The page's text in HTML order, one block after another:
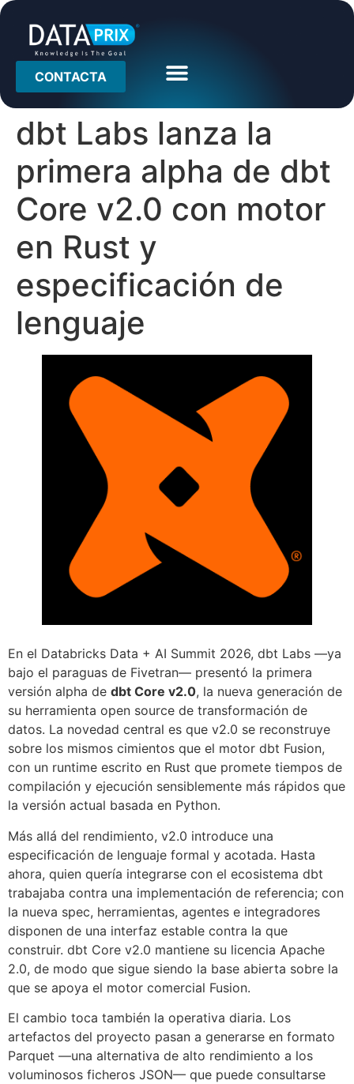
CONTACTA
dbt Labs lanza la
primera alpha de dbt
Core v2.0 con motor
en Rust y
especificación de
lenguaje
En el Databricks Data + AI Summit 2026, dbt Labs —ya
bajo el paraguas de Fivetran— presentó la primera
versión alpha de dbt Core v2.0, la nueva generación de
su herramienta open source de transformación de
datos. La novedad central es que v2.0 se reconstruye
sobre los mismos cimientos que el motor dbt Fusion,
con un runtime escrito en Rust que promete tiempos de
compilación y ejecución sensiblemente más rápidos que
la versión actual basada en Python.
Más allá del rendimiento, v2.0 introduce una
especificación de lenguaje formal y acotada. Hasta
ahora, quien quería integrarse con el ecosistema dbt
trabajaba contra una implementación de referencia; con
la nueva spec, herramientas, agentes e integradores
disponen de una interfaz estable contra la que
construir. dbt Core v2.0 mantiene su licencia Apache
2.0, de modo que sigue siendo la base abierta sobre la
que se apoya el motor comercial Fusion.
El cambio toca también la operativa diaria. Los
artefactos del proyecto pasan a generarse en formato
Parquet —una alternativa de alto rendimiento a los
voluminosos ficheros JSON— que puede consultarse